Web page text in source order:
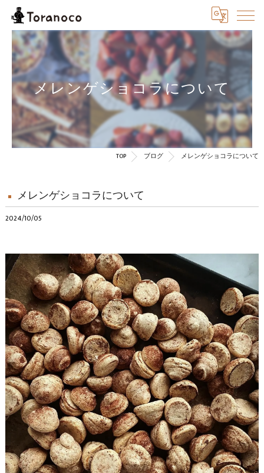
メレンゲショコラについて
TOP ブログ メレンゲショコラについて
メレンゲショコラについて
2024/10/05